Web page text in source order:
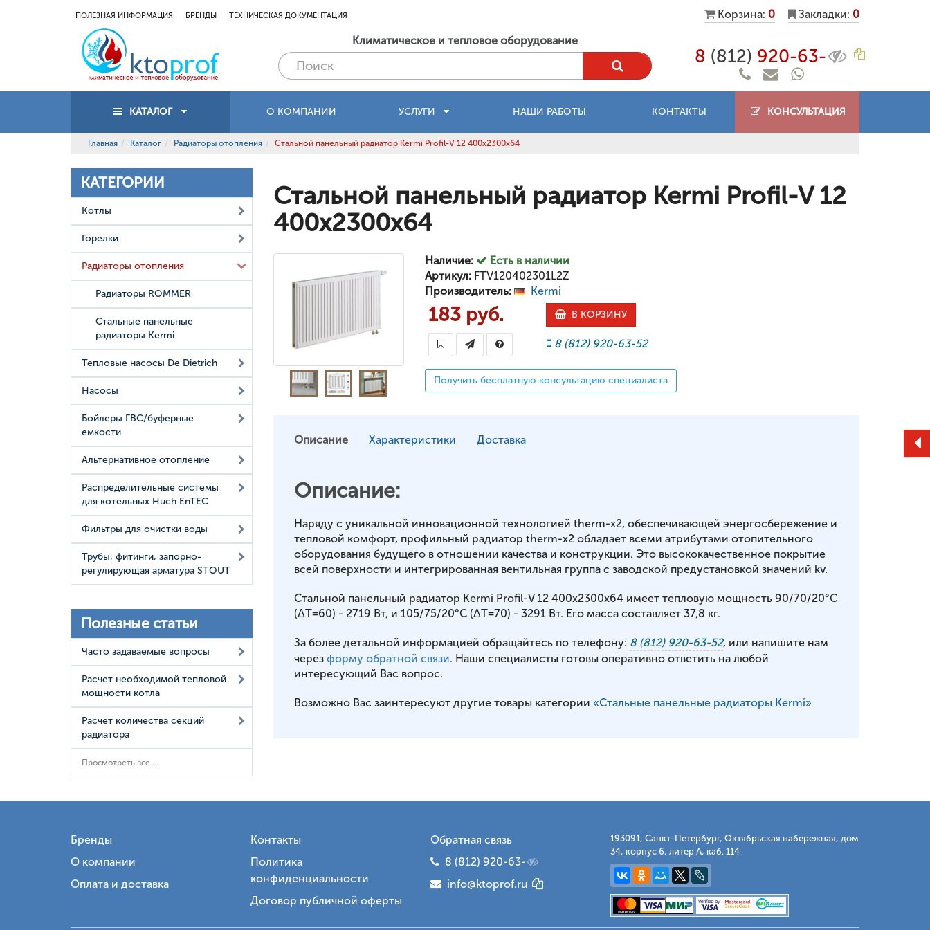
ПОЛЕЗНАЯ ИНФОРМАЦИЯ БРЕНДЫ ТЕХНИЧЕСКАЯ ДОКУМЕНТАЦИЯ Корзина: 0 Закладки: 0
Климатическое и тепловое оборудование
8 (812) 920-63-
КАТАЛОГ О КОМПАНИИ УСЛУГИ НАШИ РАБОТЫ КОНТАКТЫ КОНСУЛЬТАЦИЯ
Главная Каталог Радиаторы отопления Стальной панельный радиатор Kermi Profil-V 12 400x2300x64
КАТЕГОРИИ
Котлы
Горелки
Радиаторы отопления
Радиаторы ROMMER
Стальные панельные
радиаторы Kermi
Тепловые насосы De Dietrich
Насосы
Бойлеры ГВС/буферные
емкости
Альтернативное отопление
Распределительные системы
для котельных Huch EnTEC
Фильтры для очистки воды
Трубы, фитинги, запорно-
регулирующая арматура STOUT
Полезные статьи
Часто задаваемые вопросы
Расчет необходимой тепловой
мощности котла
Расчет количества секций
радиатора
Просмотреть все ...
Стальной панельный радиатор Kermi Profil-V 12
400x2300x64
Наличие:
Есть в наличии
Артикул:FTV120402301L2Z
Производитель:
Kermi
183 руб. В КОРЗИНУ
8 (812) 920-63-52
Получить бесплатную консультацию специалиста
Описание Характеристики Доставка
Описание:
Наряду с уникальной инновационной технологией therm-x2, обеспечивающей энергосбережение и
тепловой комфорт, профильный радиатор therm-x2 обладает всеми атрибутами отопительного
оборудования будущего в отношении качества и конструкции. Это высококачественное покрытие
всей поверхности и интегрированная вентильная группа с заводской предустановкой значений kv.
Стальной панельный радиатор Kermi Profil-V 12 400x2300x64 имеет тепловую мощность 90/70/20°С
(ΔT=60) - 2719 Вт, и 105/75/20°С (ΔT=70) - 3291 Вт. Его масса составляет 37,8 кг.
За более детальной информацией обращайтесь по телефону: 8 (812) 920-63-52, или напишите нам
через форму обратной связи. Наши специалисты готовы оперативно ответить на любой
интересующий Вас вопрос.
Возможно Вас заинтересуют другие товары категории «Стальные панельные радиаторы Kermi»
Бренды
О компании
Оплата и доставка
Контакты
Политика
конфиденциальности
Договор публичной оферты
Обратная связь
8 (812) 920-63-
info@ktoprof.ru
193091, Санкт-Петербург, Октябрьская набережная, дом
34, корпус 6, литер А, каб. 114